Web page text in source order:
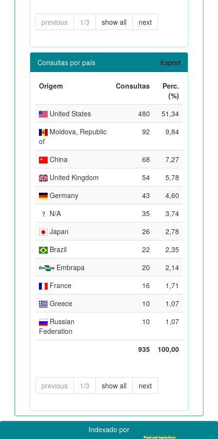
previous 1/3 show all next
Consultas por país Export
Origem Consultas
Perc.
(%)
United States
480
51,34
Moldova, Republic
of
92 9,84
China 68
7,27
United Kingdom
54
5,78
Germany
43
4,60
N/A
35
3,74
Japan
26
2,78
Brazil
22
2,35
Embrapa
20
2,14
France
16
1,71
Greece
10
1,07
Russian
Federation
10 1,07
935 100,00
previous 1/3 show all next
Indexado por